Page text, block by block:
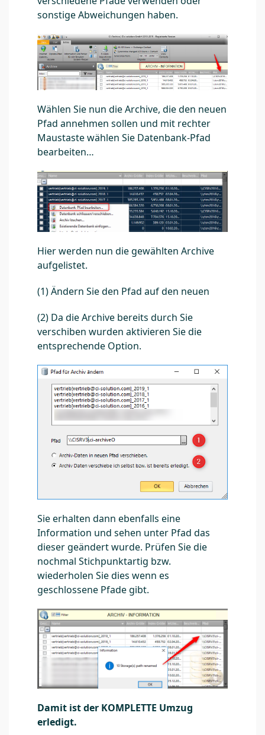
sonstige Abweichungen haben.
Wählen Sie nun die Archive, die den neuen
Pfad annehmen sollen und mit rechter
Maustaste wählen Sie Datenbank-Pfad
bearbeiten…
Hier werden nun die gewählten Archive
aufgelistet.
(1) Ändern Sie den Pfad auf den neuen
(2) Da die Archive bereits durch Sie
verschiben wurden aktivieren Sie die
entsprechende Option.
Sie erhalten dann ebenfalls eine
Information und sehen unter Pfad das
dieser geändert wurde. Prüfen Sie die
nochmal Stichpunktartig bzw.
wiederholen Sie dies wenn es
geschlossene Pfade gibt.
Damit ist der KOMPLETTE Umzug
erledigt.